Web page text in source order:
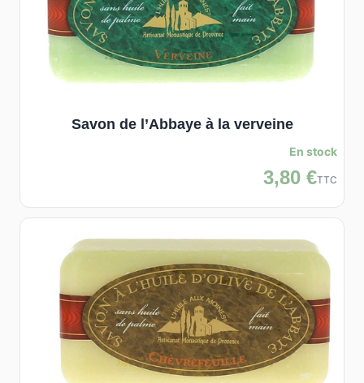
Savon de l’Abbaye à la verveine
En stock
3,80 €TTC